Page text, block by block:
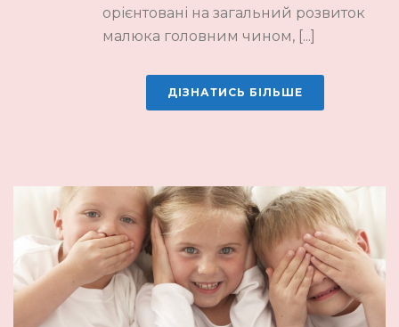
орієнтовані на загальний розвиток
малюка головним чином, [...]
ДІЗНАТИСЬ БІЛЬШЕ